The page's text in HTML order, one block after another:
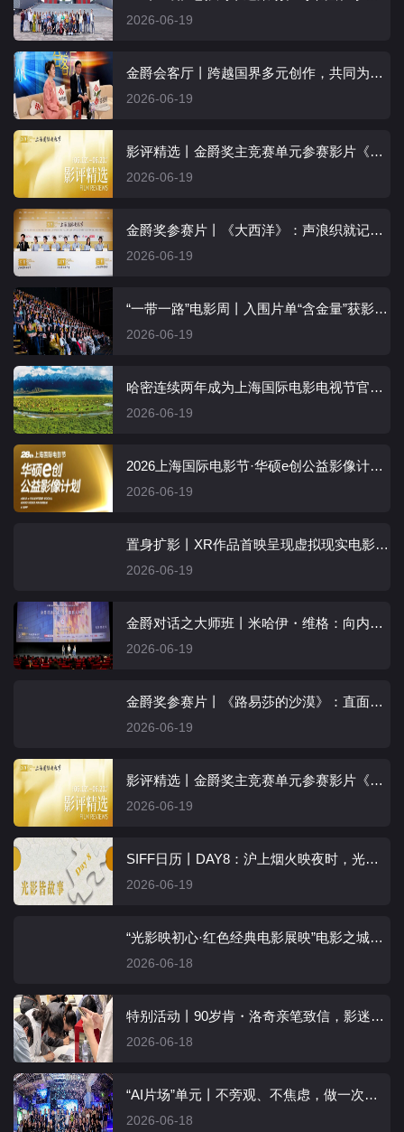
2026-06-19
金爵会客厅丨跨越国界多元创作，共同为电影行业“拉新”
2026-06-19
影评精选丨金爵奖主竞赛单元参赛影片《大西洋》
2026-06-19
金爵奖参赛片丨《大西洋》：声浪织就记忆迷局，荒诞里藏尽故乡温情
2026-06-19
“一带一路”电影周丨入围片单“含金量”获影评人认可，“长三角”五城展映即日开启
2026-06-19
哈密连续两年成为上海国际电影电视节官方文旅合作伙伴
2026-06-19
2026上海国际电影节·华硕e创公益影像计划荣誉片单发布
2026-06-19
置身扩影丨XR作品首映呈现虚拟现实电影展映新样态：坐观其间，重返现场
2026-06-19
金爵对话之大师班丨米哈伊・维格：向内心聆听，等待灵感与寂静降临
2026-06-19
金爵奖参赛片丨《路易莎的沙漠》：直面成长伤痛，在荒芜中重建希望
2026-06-19
影评精选丨金爵奖主竞赛单元参赛影片《路易莎的沙漠》
2026-06-19
SIFF日历丨DAY8：沪上烟火映夜时，光影邮轮载梦归
2026-06-19
“光影映初心·红色经典电影展映”电影之城庆祝中国共产党成立105周年活动启动
2026-06-18
特别活动丨90岁肯・洛奇亲笔致信，影迷与大师“隔空对话”
2026-06-18
“AI片场”单元丨不旁观、不焦虑，做一次面向未来的压力测试
2026-06-18